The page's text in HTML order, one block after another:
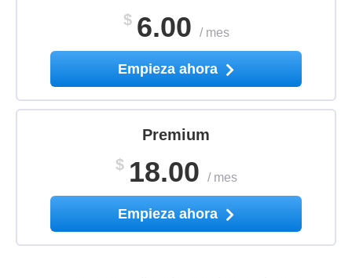
$ 6.00 / mes
Empieza ahora
Premium
$ 18.00 / mes
Empieza ahora